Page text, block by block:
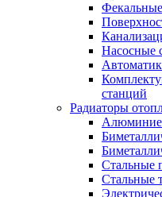
Насосные
станций
Радиаторы
Стальные
Стальные